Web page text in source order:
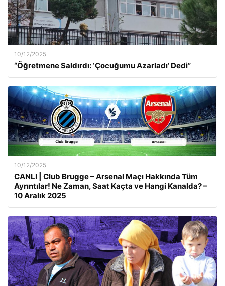
10/12/2025
“Öğretmene Saldırdı: ‘Çocuğumu Azarladı’ Dedi”
10/12/2025
CANLI | Club Brugge – Arsenal Maçı Hakkında Tüm
Ayrıntılar! Ne Zaman, Saat Kaçta ve Hangi Kanalda? –
10 Aralık 2025